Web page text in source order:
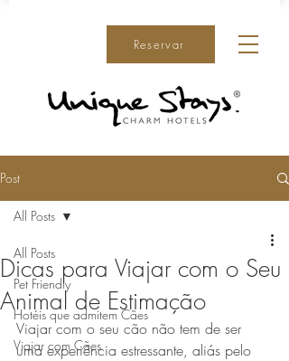
Reservar
Post
All Posts
Pet Friendly
Hotéis que admitem Cães
Viajar com Cães
All Posts
Dicas para Viajar com o Seu
Animal de Estimação
Viajar com o seu cão não tem de ser
uma experiência estressante, aliás pelo